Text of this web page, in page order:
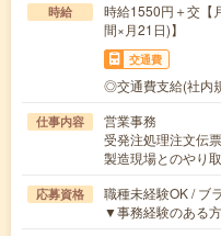
時給
時給1550円＋交【
間×月21日)】
交通費
◎交通費支給(社内
仕事内容
営業事務
受発注処理注文伝
製造現場とのやり
応募資格
職種未経験OK / ブ
▼事務経験のある